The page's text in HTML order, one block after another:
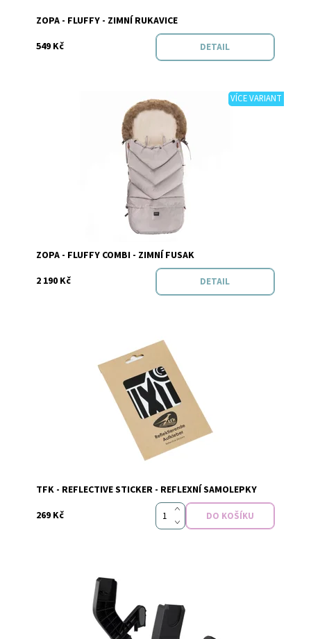
Značka:
ZOPA - FLUFFY - ZIMNÍ RUKAVICE
549 Kč
DETAIL
VÍCE VARIANT
Skladem
ZOPA - FLUFFY COMBI - ZIMNÍ FUSAK
2 190 Kč
DETAIL
TFK
TFK - REFLECTIVE STICKER - REFLEXNÍ SAMOLEPKY
269 Kč
Skladem